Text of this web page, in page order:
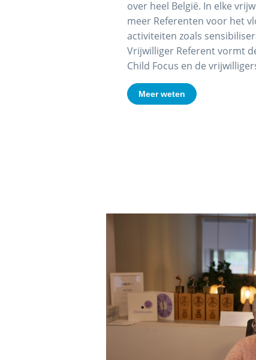
over heel België. In elke
meer Referenten voor het
activiteiten zoals
Vrijwilliger Referent vormt
Child Focus en de
Meer weten